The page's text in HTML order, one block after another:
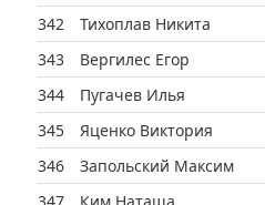
342
Тихоплав Никита
343
Вергилес Егор
344
Пугачев Илья
345
Яценко Виктория
346
Запольский Максим